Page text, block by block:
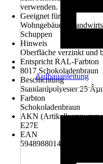
verwenden.
Geeignet für
Wohngebäude,
Schuppen
Hinweis
Oberfläche verzinkt und
Entspricht RAL-Farbton
8017 Schokoladenbraun
Beschichtung
Standardpolyester 25
Farbton
Schokoladenbraun
AKN
E27E
EAN
5948988014174,
Aufbauanleitung